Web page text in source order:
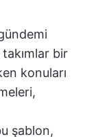
bir
konuları
şablon,